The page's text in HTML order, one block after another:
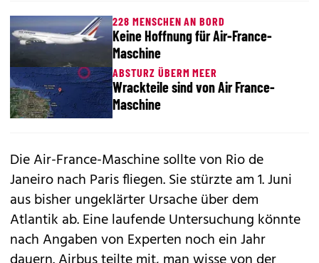
228 MENSCHEN AN BORD
Keine Hoffnung für Air-France-
Maschine
ABSTURZ ÜBERM MEER
Wrackteile sind von Air France-
Maschine
Die Air-France-Maschine sollte von Rio de
Janeiro nach Paris fliegen. Sie stürzte am 1. Juni
aus bisher ungeklärter Ursache über dem
Atlantik ab. Eine laufende Untersuchung könnte
nach Angaben von Experten noch ein Jahr